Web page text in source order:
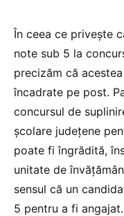
În ceea ce privește
note sub 5 la
precizăm că
încadrate pe post.
concursul de
școlare județene
poate fi îngrădită,
unitate de
sensul că un
5 pentru a fi angajat.